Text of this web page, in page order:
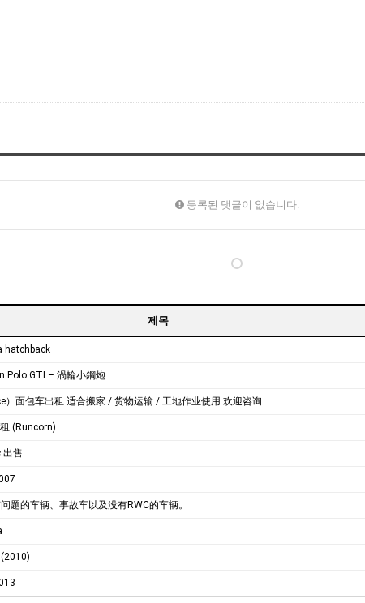
등록된 댓글이 없습니다.
제목
hatchback
Polo GTI – 渦輪小鋼炮
）面包车出租 适合搬家 / 货物运输 / 工地作业使用 欢迎咨询
(Runcorn)
出售
题的车辆、事故车以及没有RWC的车辆。